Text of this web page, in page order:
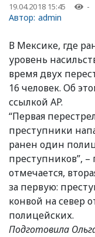
19.04.2018 15:45 -
Автор: admin
В Мексике, где
уровень
время двух
16 человек. Об
ссылкой AP.
“Первая
преступники
ранен один
преступников”, –
отмечается,
за первую:
конвой на север
полицейских.
Подготовила